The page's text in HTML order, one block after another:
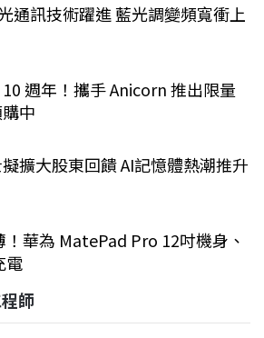
通訊技術躍進 藍光調變頻寬衝上
週年！攜手 Anicorn 推出限量
中
擴大股東回饋 AI記憶體熱潮推升
華為 MatePad Pro 12吋機身、
電
師